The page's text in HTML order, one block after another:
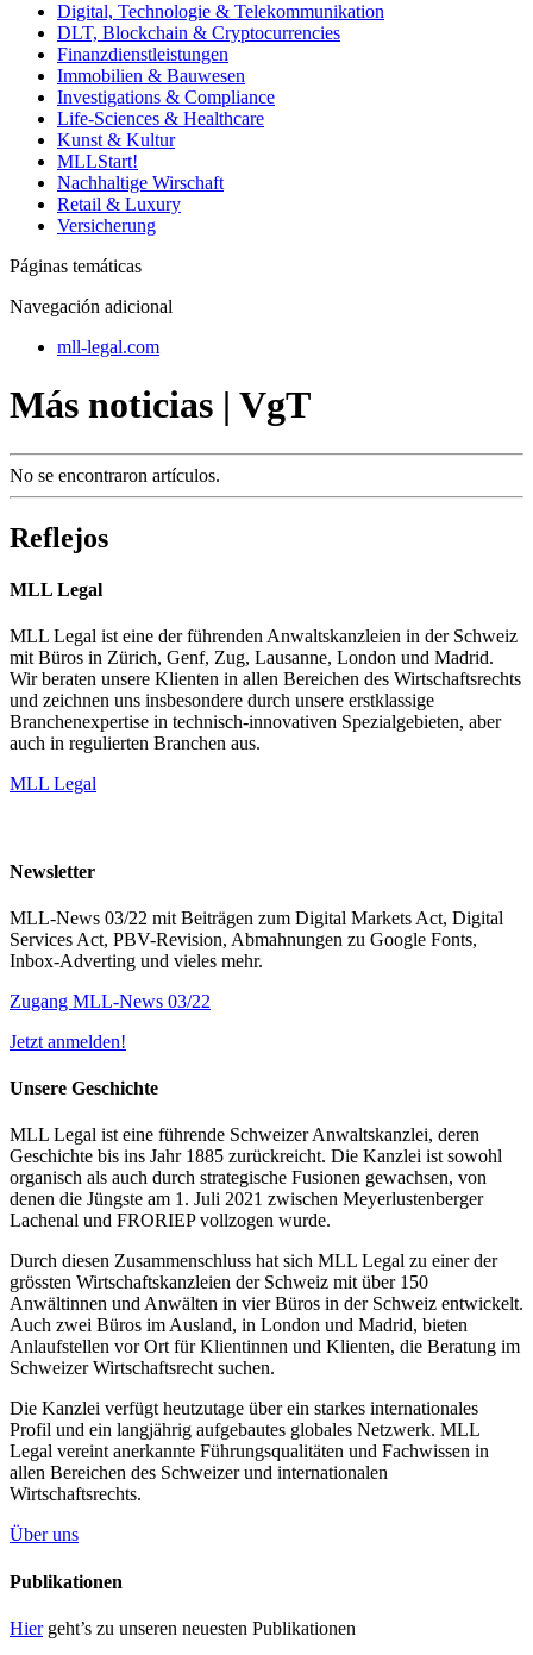
Digital, Technologie & Telekommunikation
DLT, Blockchain & Cryptocurrencies
Finanzdienstleistungen
Immobilien & Bauwesen
Investigations & Compliance
Life-Sciences & Healthcare
Kunst & Kultur
MLLStart!
Nachhaltige Wirschaft
Retail & Luxury
Versicherung
Páginas temáticas
Navegación adicional
mll-legal.com
Más noticias | VgT
No se encontraron artículos.
Reflejos
MLL Legal
MLL Legal ist eine der führenden Anwaltskanzleien in der Schweiz
mit Büros in Zürich, Genf, Zug, Lausanne, London und Madrid.
Wir beraten unsere Klienten in allen Bereichen des Wirtschaftsrechts
und zeichnen uns insbesondere durch unsere erstklassige
Branchenexpertise in technisch-innovativen Spezialgebieten, aber
auch in regulierten Branchen aus.
MLL Legal
Newsletter
MLL-News 03/22 mit Beiträgen zum Digital Markets Act, Digital
Services Act, PBV-Revision, Abmahnungen zu Google Fonts,
Inbox-Adverting und vieles mehr.
Zugang MLL-News 03/22
Jetzt anmelden!
Unsere Geschichte
MLL Legal ist eine führende Schweizer Anwaltskanzlei, deren
Geschichte bis ins Jahr 1885 zurückreicht. Die Kanzlei ist sowohl
organisch als auch durch strategische Fusionen gewachsen, von
denen die Jüngste am 1. Juli 2021 zwischen Meyerlustenberger
Lachenal und FRORIEP vollzogen wurde.
Durch diesen Zusammenschluss hat sich MLL Legal zu einer der
grössten Wirtschaftskanzleien der Schweiz mit über 150
Anwältinnen und Anwälten in vier Büros in der Schweiz entwickelt.
Auch zwei Büros im Ausland, in London und Madrid, bieten
Anlaufstellen vor Ort für Klientinnen und Klienten, die Beratung im
Schweizer Wirtschaftsrecht suchen.
Die Kanzlei verfügt heutzutage über ein starkes internationales
Profil und ein langjährig aufgebautes globales Netzwerk. MLL
Legal vereint anerkannte Führungsqualitäten und Fachwissen in
allen Bereichen des Schweizer und internationalen
Wirtschaftsrechts.
Über uns
Publikationen
Hiergeht’s zu unseren neuesten Publikationen